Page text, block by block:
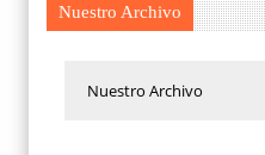
Nuestro Archivo